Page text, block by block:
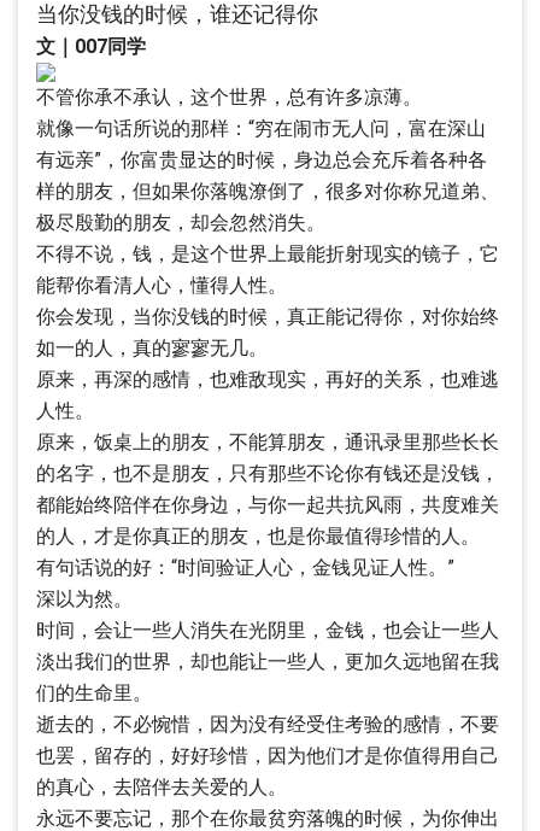
当你没钱的时候，谁还记得你
文｜007同学
不管你承不承认，这个世界，总有许多凉薄。
就像一句话所说的那样：“穷在闹市无人问，富在深山
有远亲”，你富贵显达的时候，身边总会充斥着各种各
样的朋友，但如果你落魄潦倒了，很多对你称兄道弟、
极尽殷勤的朋友，却会忽然消失。
不得不说，钱，是这个世界上最能折射现实的镜子，它
能帮你看清人心，懂得人性。
你会发现，当你没钱的时候，真正能记得你，对你始终
如一的人，真的寥寥无几。
原来，再深的感情，也难敌现实，再好的关系，也难逃
人性。
原来，饭桌上的朋友，不能算朋友，通讯录里那些长长
的名字，也不是朋友，只有那些不论你有钱还是没钱，
都能始终陪伴在你身边，与你一起共抗风雨，共度难关
的人，才是你真正的朋友，也是你最值得珍惜的人。
有句话说的好：“时间验证人心，金钱见证人性。”
深以为然。
时间，会让一些人消失在光阴里，金钱，也会让一些人
淡出我们的世界，却也能让一些人，更加久远地留在我
们的生命里。
逝去的，不必惋惜，因为没有经受住考验的感情，不要
也罢，留存的，好好珍惜，因为他们才是你值得用自己
的真心，去陪伴去关爱的人。
永远不要忘记，那个在你最贫穷落魄的时候，为你伸出